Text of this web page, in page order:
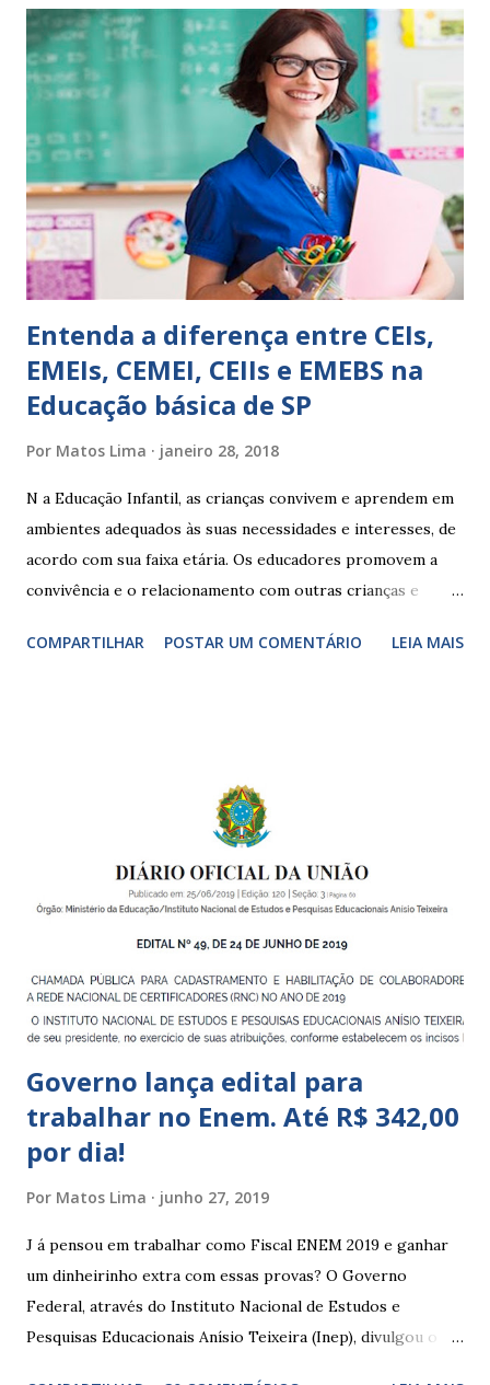
sempre as intervenções feitas para ações apresentadas,
isso ressalta trabalho. SUGESTÕES DE PALAVRAS E
EXPRESSÕES PARA USO EM RELATÓRIOS Você pensa Você
escreve O aluno não sabe O aluno não adquiriu os
conceitos, está em fase de aprendizado. Não tem limites
Apresenta dificuldades de auto-regulação, pois… É nervoso
Ainda não desenvolveu habilidades para convívio no
ambiente...
Entenda a diferença entre CEIs,
EMEIs, CEMEI, CEIIs e EMEBS na
Educação básica de SP
Por Matos Lima janeiro 28, 2018
N a Educação Infantil, as crianças convivem e aprendem em
ambientes adequados às suas necessidades e interesses, de
acordo com sua faixa etária. Os educadores promovem a
convivência e o relacionamento com outras crianças e
garantir o direito das crianças a uma educação integral e de
crianças de zero a 3 anos e 11 meses; – EMEIs - Escolas
Municipais de Educação Infantil, que atendem crianças de 4
a 5 anos e 11 meses; – CEMEI - Centro Municipal de
Educação Infantil, que recebe crianças de zero a 5 anos e 11
Indígena, e trabalham com cri...
COMPARTILHAR POSTAR UM COMENTÁRIO LEIA MAIS
Governo lança edital para
trabalhar no Enem. Até R$ 342,00
por dia!
Por Matos Lima junho 27, 2019
J á pensou em trabalhar como Fiscal ENEM 2019 e ganhar
um dinheirinho extra com essas provas? O Governo
Federal, através do Instituto Nacional de Estudos e
Pesquisas Educacionais Anísio Teixeira (Inep), divulgou o